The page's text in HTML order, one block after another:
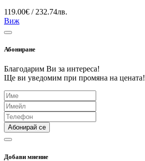
119.00€ / 232.74лв.
Виж
Абониране
Благодарим Ви за интереса!
Ще ви уведомим при промяна на цената!
Абонирай се
Добави мнение